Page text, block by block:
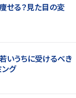
せる？見た目の変
いうちに受けるべき
グ